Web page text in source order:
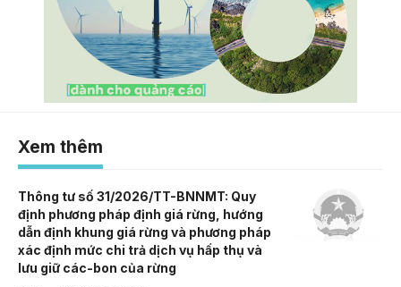
Xem thêm
Thông tư số 31/2026/TT-BNNMT: Quy
định phương pháp định giá rừng, hướng
dẫn định khung giá rừng và phương pháp
xác định mức chi trả dịch vụ hấp thụ và
lưu giữ các-bon của rừng